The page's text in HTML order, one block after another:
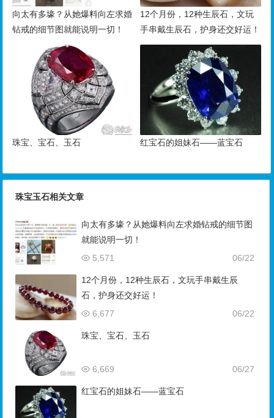
向太有多壕？从她爆料向左求婚
钻戒的细节图就能说明一切！
12个月份，12种生辰石，文玩
手串戴生辰石，护身还交好运！
珠宝、宝石、玉石 红宝石的姐妹石——蓝宝石
珠宝玉石相关文章
向太有多壕？从她爆料向左求婚钻戒的细节图
就能说明一切！
06/22
5,571
12个月份，12种生辰石，文玩手串戴生辰
石，护身还交好运！
06/22
6,677
珠宝、宝石、玉石
06/27
6,669
红宝石的姐妹石——蓝宝石